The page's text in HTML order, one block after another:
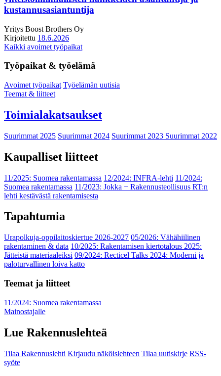
kustannusasiantuntija
Yritys Boost Brothers Oy
Kirjoitettu 18.6.2026
Kaikki avoimet työpaikat
Työpaikat & työelämä
Avoimet työpaikat Työelämän uutisia
Teemat & liitteet
Toimialakatsaukset
Suurimmat 2025 Suurimmat 2024 Suurimmat 2023 Suurimmat 2022
Kaupalliset liitteet
11/2025: Suomea rakentamassa 12/2024: INFRA-lehti 11/2024:
Suomea rakentamassa 11/2023: Jokka − Rakennusteollisuus RT:n
lehti kestävästä rakentamisesta
Tapahtumia
Urapolkuja-oppilaitoskiertue 2026-2027 05/2026: Vähähiilinen
rakentaminen & data 10/2025: Rakentamisen kiertotalous 2025:
Jätteistä materiaaleiksi 09/2024: Recticel Talks 2024: Moderni ja
paloturvallinen loiva katto
Teemat ja liitteet
11/2024: Suomea rakentamassa
Mainostajalle
Lue Rakennuslehteä
Tilaa Rakennuslehti Kirjaudu näköislehteen Tilaa uutiskirje RSS-
syöte